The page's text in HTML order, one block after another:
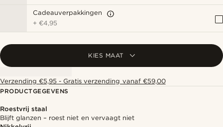
Cadeauverpakkingen
+€4,95
KIES MAAT
Verzending €5,95 - Gratis verzending vanaf €59,00
PRODUCTGEGEVENS
Roestvrij staal
Blijft glanzen – roest niet en vervaagt niet